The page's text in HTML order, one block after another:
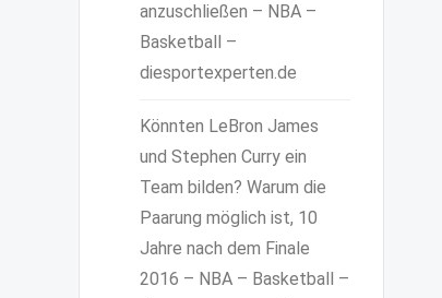
anzuschließen – NBA –
Basketball –
diesportexperten.de
Könnten LeBron James
und Stephen Curry ein
Team bilden? Warum die
Paarung möglich ist, 10
Jahre nach dem Finale
2016 – NBA – Basketball –